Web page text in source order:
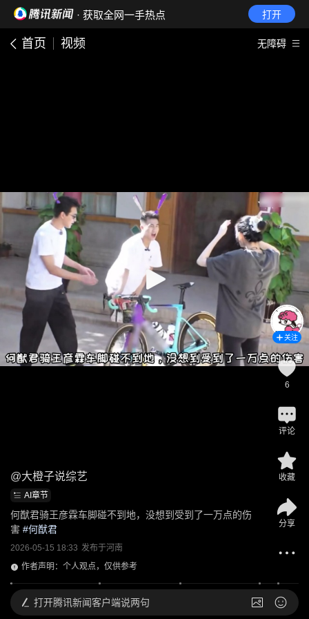
· 获取全网一手热点 打开
首页 视频 无障碍
@大橙子说综艺
AI章节
何猷君骑王彦霖车脚碰不到地，没想到受到了一万点的伤
害 #何猷君
2026-05-15 18:33 发布于河南
作者声明：个人观点，仅供参考
关注
6
评论
收藏
分享
打开腾讯新闻客户端说两句